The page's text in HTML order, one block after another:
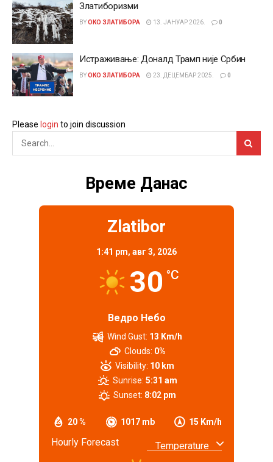
Златиборизми
BYОКО ЗЛАТИБОРА 13. ЈАНУАР 2026. 0
Истраживање: Доналд Трамп није Србин
BYОКО ЗЛАТИБОРА 23. ДЕЦЕМБАР 2025. 0
Please login to join discussion
Време Данас
Zlatibor
1:41 pm, авг 3, 2026
30 °C
Ведро Небо
20 % 1017 mb 15 Km/h
Wind Gust: 13 Km/h
Clouds: 0%
Visibility: 10 km
Sunrise: 5:31 am
Sunset: 8:02 pm
Hourly Forecast